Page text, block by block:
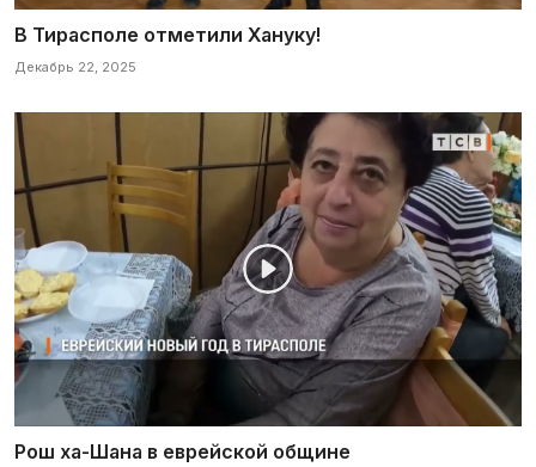
В Тирасполе отметили Хануку!
Декабрь 22, 2025
Рош ха-Шана в еврейской общине